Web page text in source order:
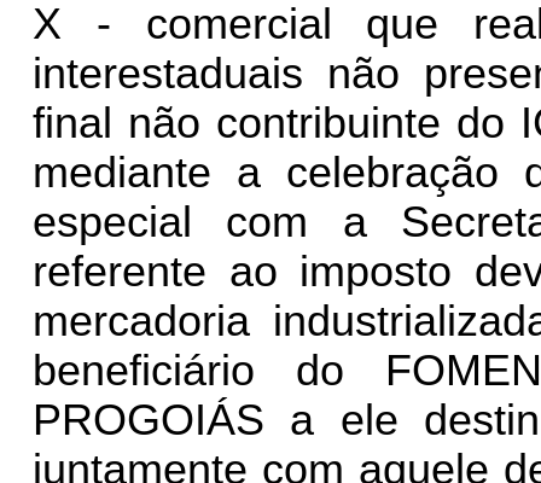
X - comercial que
interestaduais não
final não contribuinte do
mediante a celebração
especial com a
referente ao imposto
mercadoria
beneficiário do
PROGOIÁS a ele
juntamente com aquele